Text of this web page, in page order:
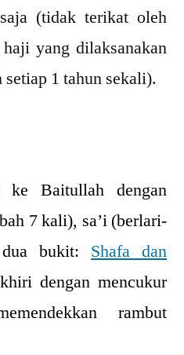
(tidak terikat oleh
yang dilaksanakan
1 tahun sekali).
ke Baitullah dengan
7 kali), sa’i (berlari-
bukit: Shafa dan
dengan mencukur
rambut